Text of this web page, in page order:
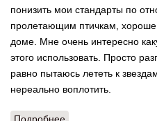
понизить мои стандарты по
пролетающим птичкам,
доме. Мне очень интересно
этого использовать. Просто
равно пытаюсь лететь к
нереально воплотить.